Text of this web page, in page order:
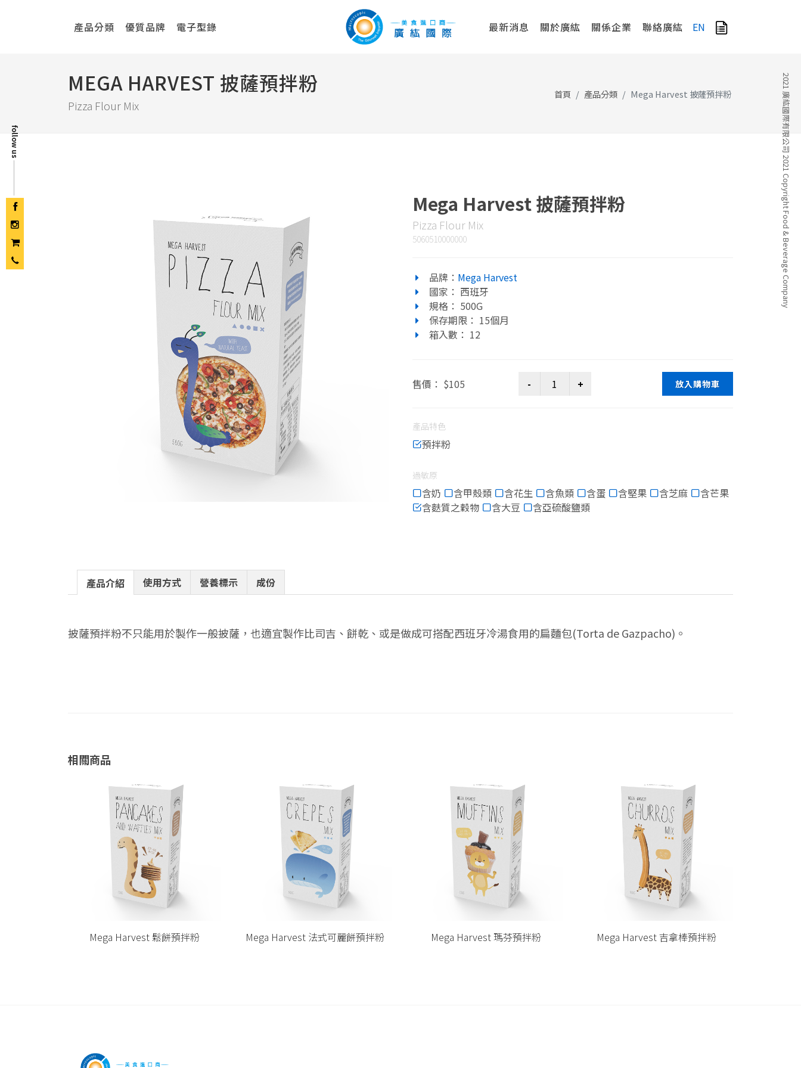
最新消息 關於廣紘 關係企業 聯絡廣紘 EN
產品分類 優質品牌 電子型錄
MEGA HARVEST 披薩預拌粉
Pizza Flour Mix
首頁 產品分類 Mega Harvest 披薩預拌粉
Mega Harvest 披薩預拌粉
Pizza Flour Mix
5060510000000
品牌： Mega Harvest
國家： 西班牙
規格： 500G
保存期限： 15個月
箱入數： 12
售價： $105 放入購物車
產品特色
預拌粉
過敏原
含奶 含甲殼類 含花生 含魚類 含蛋 含堅果 含芝麻
含芒果
含麩質之穀物
含大豆 含亞硫酸鹽類
產品介紹 使用方式 營養標示 成份
披薩預拌粉不只能用於製作一般披薩，也適宜製作比司吉、餅乾、或是做成可搭配西班牙冷湯食用的扁麵包(Torta de Gazpacho)。
相關商品
Mega Harvest 法式可麗餅預拌粉 Mega Harvest 瑪芬預拌粉 Mega Harvest 吉拿棒預拌粉 Mega Harvest 鷹嘴豆粉
follow us 2021 廣紘國際有限公司 2021 Copyright Food & Beverage Company